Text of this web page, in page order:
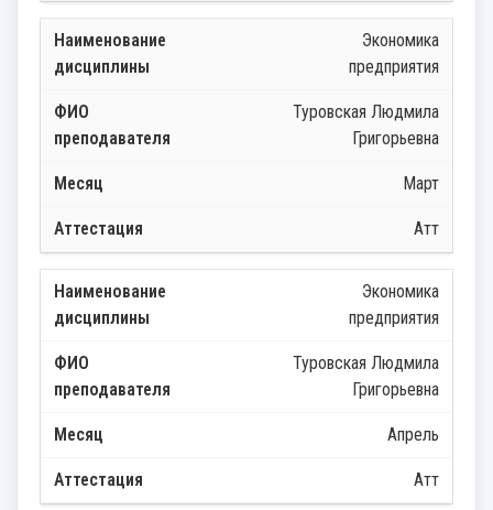
Экономика
предприятия
Туровская Людмила
Григорьевна
Март
Атт
Экономика
предприятия
Туровская Людмила
Григорьевна
Апрель
Атт